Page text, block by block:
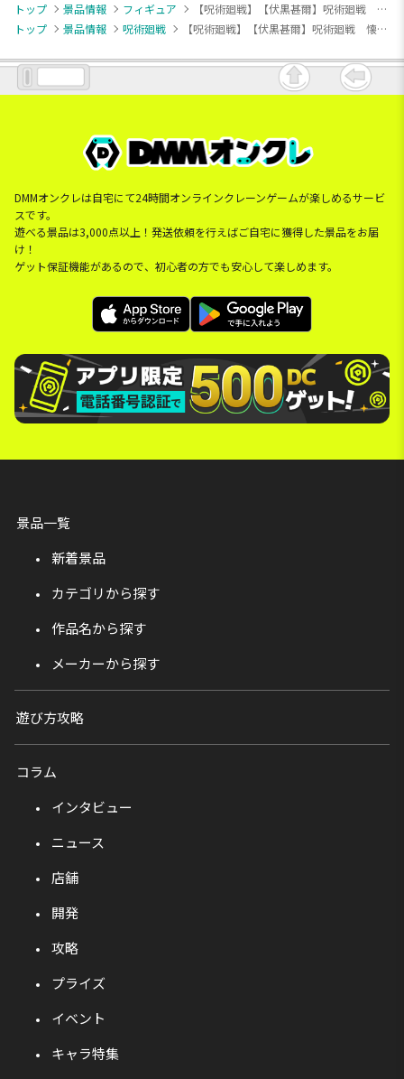
トップ 景品情報 フィギュア
【呪術廻戦】【伏黒甚爾】呪術廻戦 懐玉・玉折 Luminasta “伏黒甚爾”天与呪縛
トップ
景品情報 呪術廻戦 【呪術廻戦】【伏黒甚爾】呪術廻戦 懐玉・玉折 Luminasta “伏黒甚爾”天与呪縛
DMMオンクレは自宅にて24時間オンラインクレーンゲームが楽しめるサービ
スです。
遊べる景品は3,000点以上！発送依頼を行えばご自宅に獲得した景品をお届
け！
ゲット保証機能があるので、初心者の方でも安心して楽しめます。
景品一覧
新着景品
カテゴリから探す
作品名から探す
メーカーから探す
遊び方攻略
コラム
インタビュー
ニュース
店舗
開発
攻略
プライズ
イベント
キャラ特集